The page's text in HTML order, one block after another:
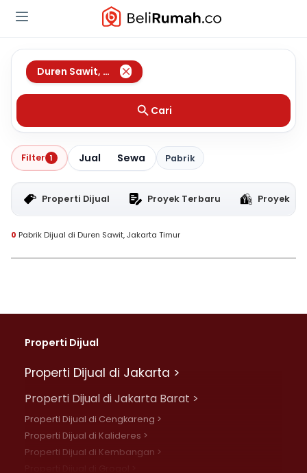
Duren Sawit, Jakarta Timur
Cari
Filter 1 Jual Sewa Pabrik
Properti Dijual Proyek Terbaru Proyek
0 Pabrik Dijual di Duren Sawit, Jakarta Timur
Properti Dijual
Properti Dijual di Jakarta >
Properti Dijual di Jakarta Barat >
Properti Dijual di Cengkareng >
Properti Dijual di Kalideres >
Properti Dijual di Kembangan >